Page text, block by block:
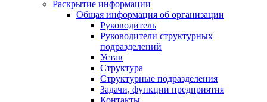
Раскрытие информации
Общая информация об организации
Руководитель
Руководители структурных
подразделений
Устав
Структура
Структурные подразделения
Задачи, функции предприятия
Контакты